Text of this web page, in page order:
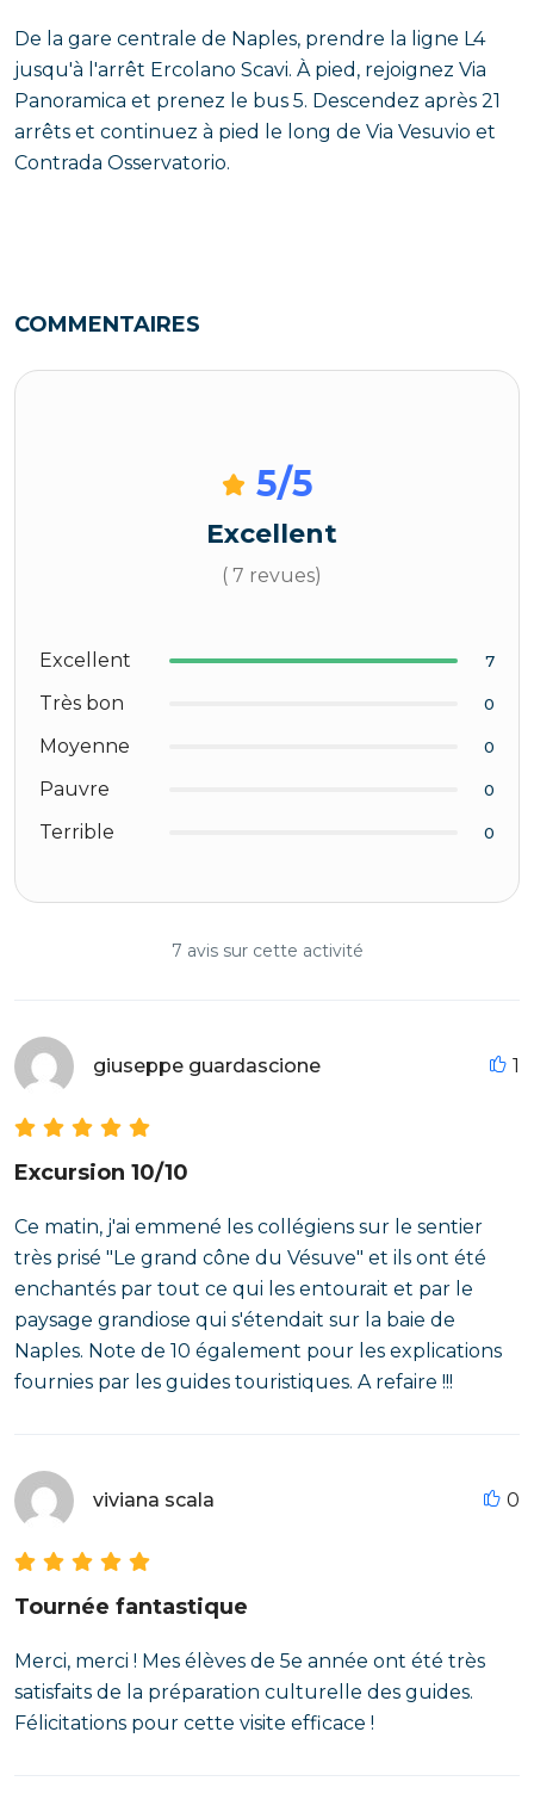
De la gare centrale de Naples, prendre la ligne L4
jusqu'à l'arrêt Ercolano Scavi. À pied, rejoignez Via
Panoramica et prenez le bus 5. Descendez après 21
arrêts et continuez à pied le long de Via Vesuvio et
Contrada Osservatorio.
COMMENTAIRES
5/5
Excellent
( 7 revues)
Excellent 7
Très bon 0
Moyenne 0
Pauvre 0
Terrible 0
7 avis sur cette activité
giuseppe guardascione 1
Excursion 10/10
Ce matin, j'ai emmené les collégiens sur le sentier
très prisé "Le grand cône du Vésuve" et ils ont été
enchantés par tout ce qui les entourait et par le
paysage grandiose qui s'étendait sur la baie de
Naples. Note de 10 également pour les explications
fournies par les guides touristiques. A refaire !!!
viviana scala 0
Tournée fantastique
Merci, merci ! Mes élèves de 5e année ont été très
satisfaits de la préparation culturelle des guides.
Félicitations pour cette visite efficace !